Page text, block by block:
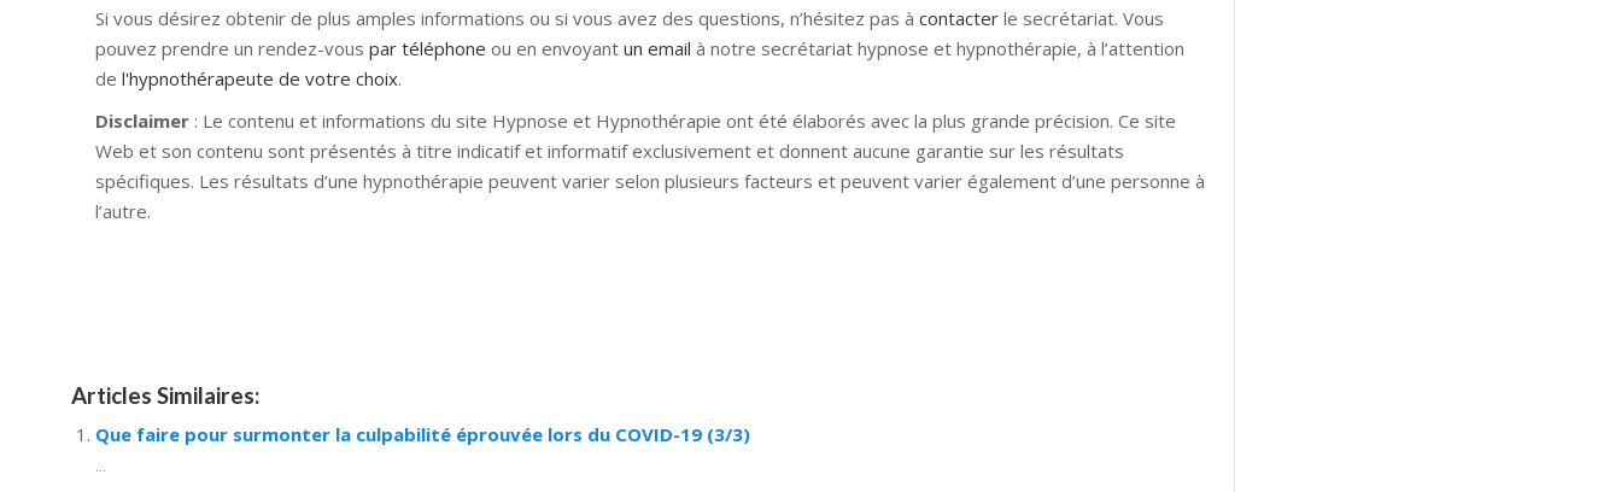
Si vous désirez obtenir de plus amples informations ou si vous avez des questions, n’hésitez pas à contacter le secrétariat. Vous
pouvez prendre un rendez-vous par téléphone ou en envoyant un email à notre secrétariat hypnose et hypnothérapie, à l’attention
de l'hypnothérapeute de votre choix.
Disclaimer : Le contenu et informations du site Hypnose et Hypnothérapie ont été élaborés avec la plus grande précision. Ce site
Web et son contenu sont présentés à titre indicatif et informatif exclusivement et donnent aucune garantie sur les résultats
spécifiques. Les résultats d’une hypnothérapie peuvent varier selon plusieurs facteurs et peuvent varier également d’une personne à
l’autre.
Articles Similaires:
Que faire pour surmonter la culpabilité éprouvée lors du COVID-19 (3/3)
...